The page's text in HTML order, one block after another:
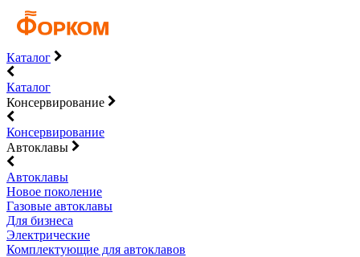
Каталог
Каталог
Консервирование
Консервирование
Автоклавы
Автоклавы
Новое поколение
Газовые автоклавы
Для бизнеса
Электрические
Комплектующие для автоклавов